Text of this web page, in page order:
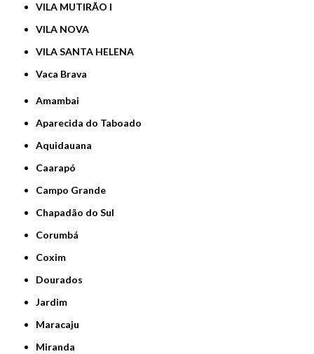
VILA MUTIRÃO I
VILA NOVA
VILA SANTA HELENA
Vaca Brava
Amambai
Aparecida do Taboado
Aquidauana
Caarapó
Campo Grande
Chapadão do Sul
Corumbá
Coxim
Dourados
Jardim
Maracaju
Miranda